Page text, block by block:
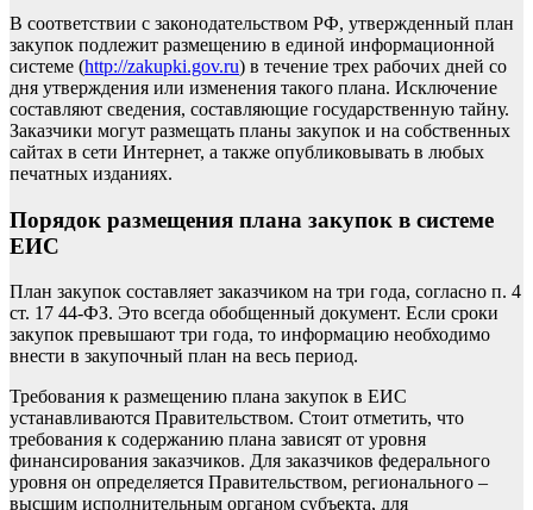
В соответствии с законодательством РФ, утвержденный план
закупок подлежит размещению в единой информационной
системе (http://zakupki.gov.ru) в течение трех рабочих дней со
дня утверждения или изменения такого плана. Исключение
составляют сведения, составляющие государственную тайну.
Заказчики могут размещать планы закупок и на собственных
сайтах в сети Интернет, а также опубликовывать в любых
печатных изданиях.
Порядок размещения плана закупок в системе
ЕИС
План закупок составляет заказчиком на три года, согласно п. 4
ст. 17 44-ФЗ. Это всегда обобщенный документ. Если сроки
закупок превышают три года, то информацию необходимо
внести в закупочный план на весь период.
Требования к размещению плана закупок в ЕИС
устанавливаются Правительством. Стоит отметить, что
требования к содержанию плана зависят от уровня
финансирования заказчиков. Для заказчиков федерального
уровня он определяется Правительством, регионального –
высшим исполнительным органом субъекта, для